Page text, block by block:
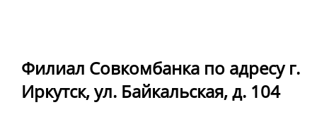
Филиал Совкомбанка по адресу г.
Иркутск, ул. Байкальская, д. 104